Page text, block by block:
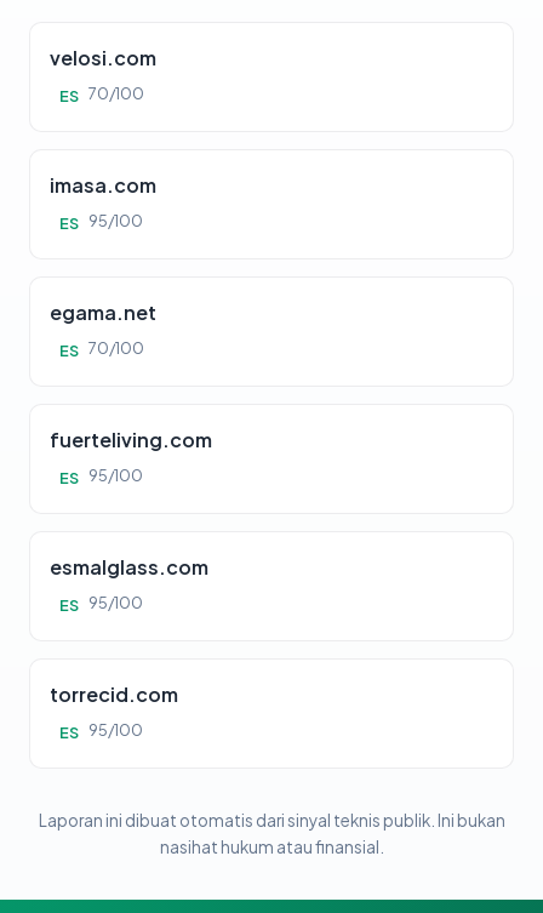
velosi.com
ES 70/100
imasa.com
ES 95/100
egama.net
ES 70/100
fuerteliving.com
ES 95/100
esmalglass.com
ES 95/100
torrecid.com
ES 95/100
Laporan ini dibuat otomatis dari sinyal teknis publik. Ini bukan
nasihat hukum atau finansial.